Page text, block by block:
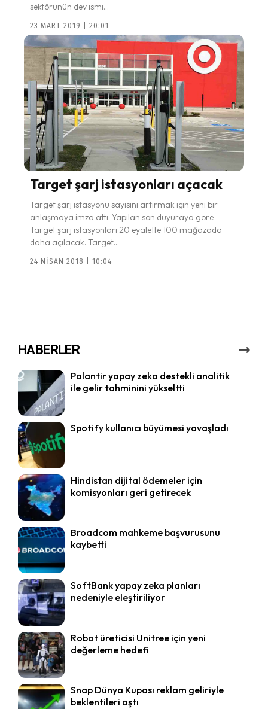
sektörünün dev ismi...
23 MART 2019 | 20:01
Target şarj istasyonları açacak
Target şarj istasyonu sayısını artırmak için yeni bir
anlaşmaya imza attı. Yapılan son duyuraya göre
Target şarj istasyonları 20 eyalette 100 mağazada
daha açılacak. Target...
24 NISAN 2018 | 10:04
HABERLER
Palantir yapay zeka destekli analitik
ile gelir tahminini yükseltti
Spotify kullanıcı büyümesi yavaşladı
Hindistan dijital ödemeler için
komisyonları geri getirecek
Broadcom mahkeme başvurusunu
kaybetti
SoftBank yapay zeka planları
nedeniyle eleştiriliyor
Robot üreticisi Unitree için yeni
değerleme hedefi
Snap Dünya Kupası reklam geliriyle
beklentileri aştı